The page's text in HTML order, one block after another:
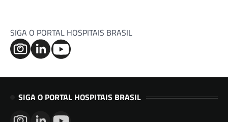
SIGA O PORTAL HOSPITAIS BRASIL
SIGA O PORTAL HOSPITAIS BRASIL